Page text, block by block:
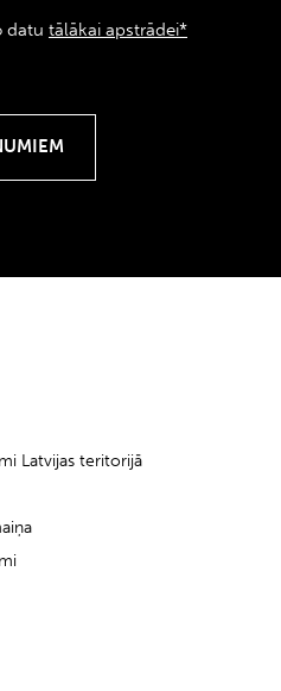
datu tālākai apstrādei*
Latvijas teritorijā